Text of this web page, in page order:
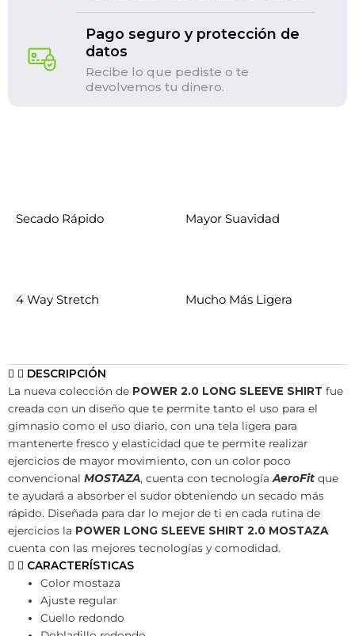
Pago seguro y protección de
datos
Recibe lo que pediste o te
devolvemos tu dinero.
Secado Rápido Mayor Suavidad
4 Way Stretch Mucho Más Ligera
DESCRIPCIÓN
La nueva colección de POWER 2.0 LONG SLEEVE SHIRT fue
creada con un diseño que te permite tanto el uso para el
gimnasio como el uso diario, con una tela ligera para
mantenerte fresco y elasticidad que te permite realizar
ejercicios de mayor movimiento, con un color poco
convencional MOSTAZA, cuenta con tecnología AeroFit que
te ayudará a absorber el sudor obteniendo un secado más
rápido. Diseñada para dar lo mejor de ti en cada rutina de
ejercicios la POWER LONG SLEEVE SHIRT 2.0 MOSTAZA
cuenta con las mejores tecnologías y comodidad.
CARACTERÍSTICAS
Color mostaza
Ajuste regular
Cuello redondo